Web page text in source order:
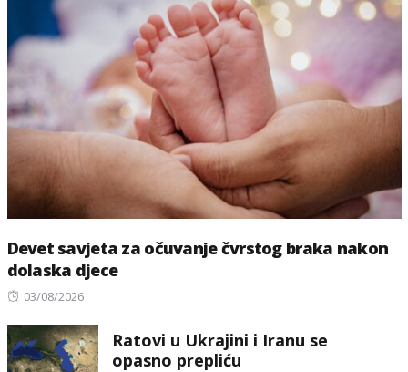
Devet savjeta za očuvanje čvrstog braka nakon
dolaska djece
Posted
03/08/2026
Ratovi u Ukrajini i Iranu se
opasno prepliću